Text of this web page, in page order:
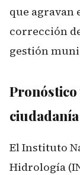
que agravan
corrección
gestión
Pronóstico
ciudadanía
El Instituto
Hidrología